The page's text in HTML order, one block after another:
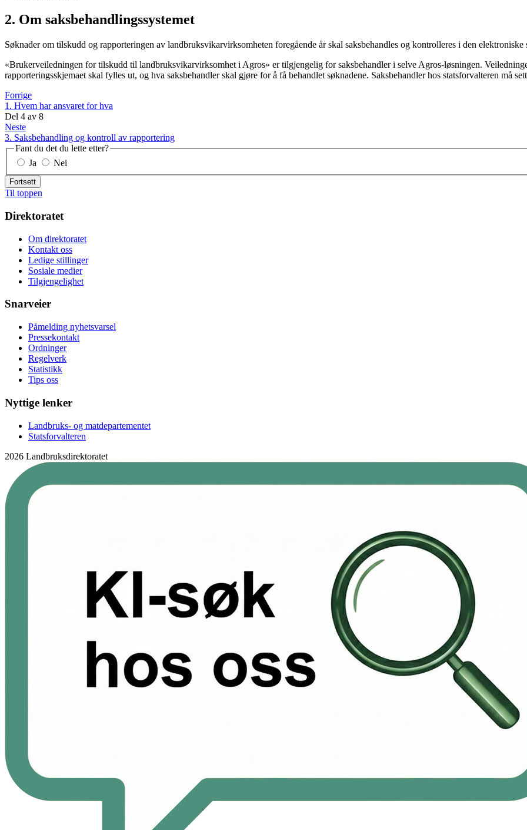
2. Om saksbehandlingssystemet
Søknader om tilskudd og rapporteringen av landbruksvikarvirksomheten foregående år skal saksbehandles og kontrolleres i den
«Brukerveiledningen for tilskudd til landbruksvikarvirksomhet i Agros» er tilgjengelig for saksbehandler i selve Agros-løsningen.
rapporteringsskjemaet skal fylles ut, og hva saksbehandler skal gjøre for å få behandlet søknadene. Saksbehandler hos statsforvalteren må
Forrige
1. Hvem har ansvaret for hva
Del 4 av 8
Neste
3. Saksbehandling og kontroll av rapportering
Fant du det du lette etter?
Ja
Nei
Fortsett
Til toppen
Direktoratet
Om direktoratet
Kontakt oss
Ledige stillinger
Sosiale medier
Tilgjengelighet
Snarveier
Påmelding nyhetsvarsel
Pressekontakt
Ordninger
Regelverk
Statistikk
Tips oss
Nyttige lenker
Landbruks- og matdepartementet
Statsforvalteren
2026 Landbruksdirektoratet